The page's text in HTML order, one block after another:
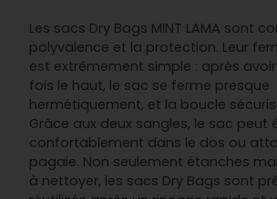
Les sacs Dry Bags MINT LAMA sont
polyvalence et la protection. Leur
est extrêmement simple : après
fois le haut, le sac se ferme presque
hermétiquement, et la boucle
Grâce aux deux sangles, le sac peut
confortablement dans le dos ou
pagaie. Non seulement étanches
à nettoyer, les sacs Dry Bags sont